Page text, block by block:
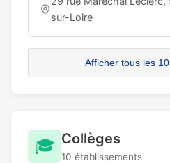
sur-Loire
Afficher tous les
🎓 Collèges
10 établissements